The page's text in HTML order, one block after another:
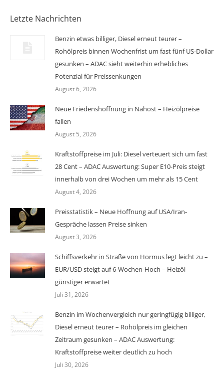
Letzte Nachrichten
Benzin etwas billiger, Diesel erneut teurer –
Rohölpreis binnen Wochenfrist um fast fünf US-Dollar
gesunken – ADAC sieht weiterhin erhebliches
Potenzial für Preissenkungen
August 6, 2026
Neue Friedenshoffnung in Nahost – Heizölpreise
fallen
August 5, 2026
Kraftstoffpreise im Juli: Diesel verteuert sich um fast
28 Cent – ADAC Auswertung: Super E10-Preis steigt
innerhalb von drei Wochen um mehr als 15 Cent
August 4, 2026
Preisstatistik – Neue Hoffnung auf USA/Iran-
Gespräche lassen Preise sinken
August 3, 2026
Schiffsverkehr in Straße von Hormus legt leicht zu –
EUR/USD steigt auf 6-Wochen-Hoch – Heizöl
günstiger erwartet
Juli 31, 2026
Benzin im Wochenvergleich nur geringfügig billiger,
Diesel erneut teurer – Rohölpreis im gleichen
Zeitraum gesunken – ADAC Auswertung:
Kraftstoffpreise weiter deutlich zu hoch
Juli 30, 2026